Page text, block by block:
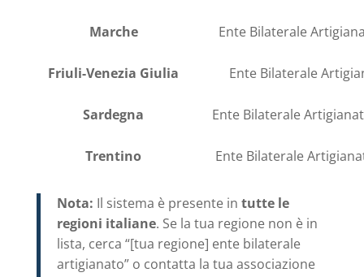
Marche Ente Bilaterale
Friuli-Venezia Giulia Ente Bilaterale
Sardegna Ente Bilaterale
Trentino Ente Bilaterale
Nota: Il sistema è presente in tutte le
regioni italiane. Se la tua regione non è in
lista, cerca “[tua regione] ente bilaterale
artigianato” o contatta la tua associazione